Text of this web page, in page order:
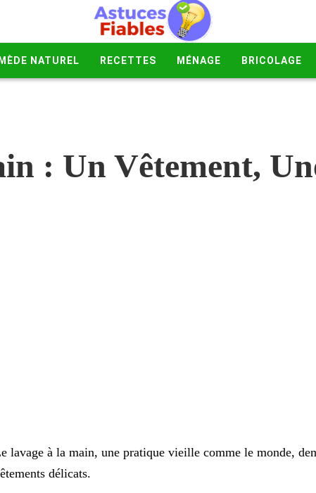
NATUREL RECETTES MÉNAGE BRICOLAGE
: Un Vêtement,
lavage à la main, une pratique vieille comme le monde,
délicats.